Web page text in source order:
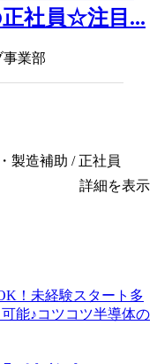
社員☆注目...
業部
製造補助 / 正社員
詳細を表示